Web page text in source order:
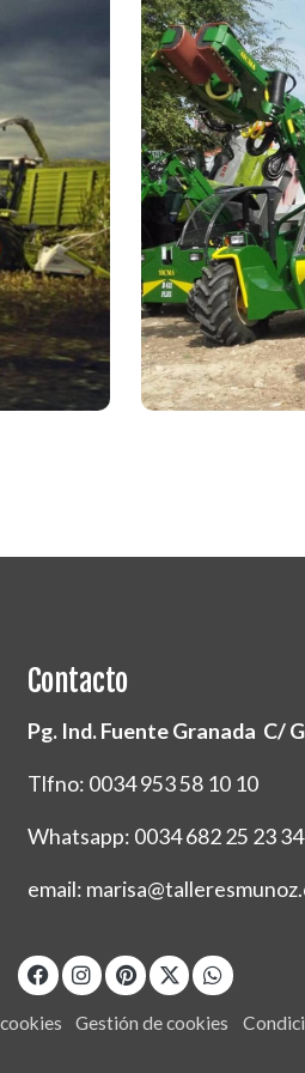
Contacto
Pg. Ind. Fuente Granada C/
Tlfno: 0034 953 58 10 10
Whatsapp: 0034 682 25 23 34
email:
Gestión de cookies